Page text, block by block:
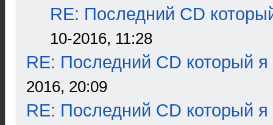
RE: Последний CD
10-2016, 11:28
RE: Последний CD который я
2016, 20:09
RE: Последний CD который я